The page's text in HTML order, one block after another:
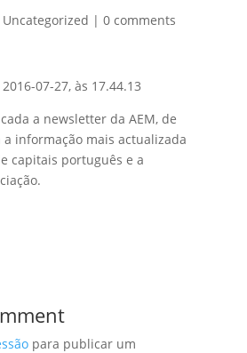
Uncategorized | 0 comments
a newsletter da AEM, de
a informação mais actualizada
capitais português e a
para publicar um